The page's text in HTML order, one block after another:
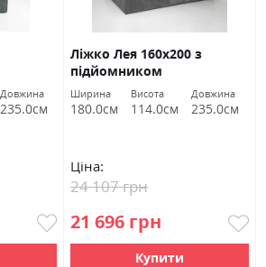
Довжина
235.0см
Ліжко Лея 160х200 з
підйомником
Ширина
180.0см
Висота
114.0см
Довжина
235.0см
Ціна:
21 696 грн
24 107 грн
Купити